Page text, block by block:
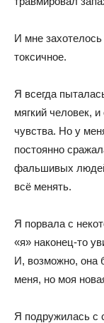
И мне
токсичное.
Я всегда
мягкий человек,
чувства. Но у
постоянно
фальшивых
всё менять.
Я порвала с
«я» наконец-то
И, возможно, она
меня, но моя
Я подружилась с